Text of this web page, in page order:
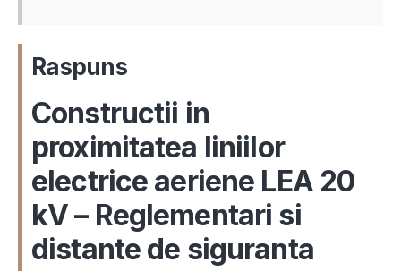
Raspuns
Constructii in
proximitatea liniilor
electrice aeriene LEA 20
kV – Reglementari si
distante de siguranta